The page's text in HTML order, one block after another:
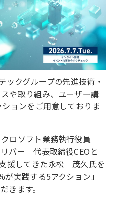
クグループの先進技術・
や取り組み、ユーザー講
ョンをご用意しておりま
ロソフト業務執行役員
バー 代表取締役CEOと
援してきた永松 茂久氏を
実践する5アクション」
きます。